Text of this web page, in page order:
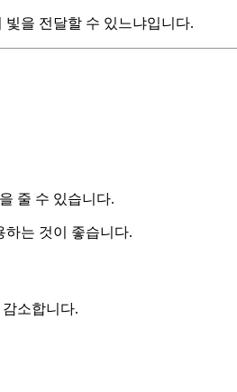
을 전달할 수 있느냐입니다.
줄 수 있습니다.
하는 것이 좋습니다.
소합니다.